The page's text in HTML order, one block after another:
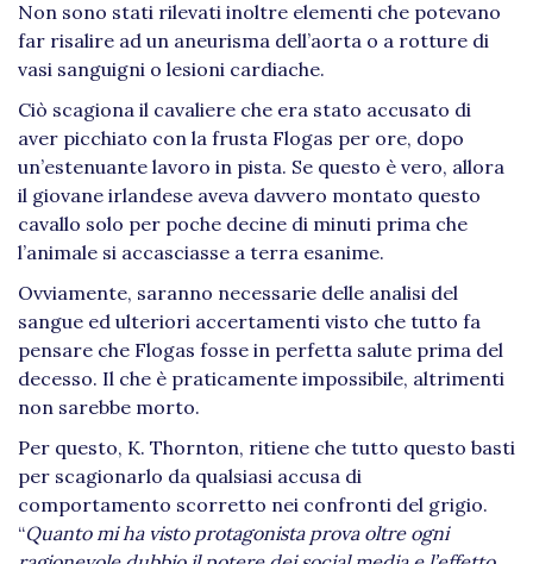
Non sono stati rilevati inoltre elementi che potevano
far risalire ad un aneurisma dell’aorta o a rotture di
vasi sanguigni o lesioni cardiache.
Ciò scagiona il cavaliere che era stato accusato di
aver picchiato con la frusta Flogas per ore, dopo
un’estenuante lavoro in pista. Se questo è vero, allora
il giovane irlandese aveva davvero montato questo
cavallo solo per poche decine di minuti prima che
l’animale si accasciasse a terra esanime.
Ovviamente, saranno necessarie delle analisi del
sangue ed ulteriori accertamenti visto che tutto fa
pensare che Flogas fosse in perfetta salute prima del
decesso. Il che è praticamente impossibile, altrimenti
non sarebbe morto.
Per questo, K. Thornton, ritiene che tutto questo basti
per scagionarlo da qualsiasi accusa di
comportamento scorretto nei confronti del grigio.
“Quanto mi ha visto protagonista prova oltre ogni